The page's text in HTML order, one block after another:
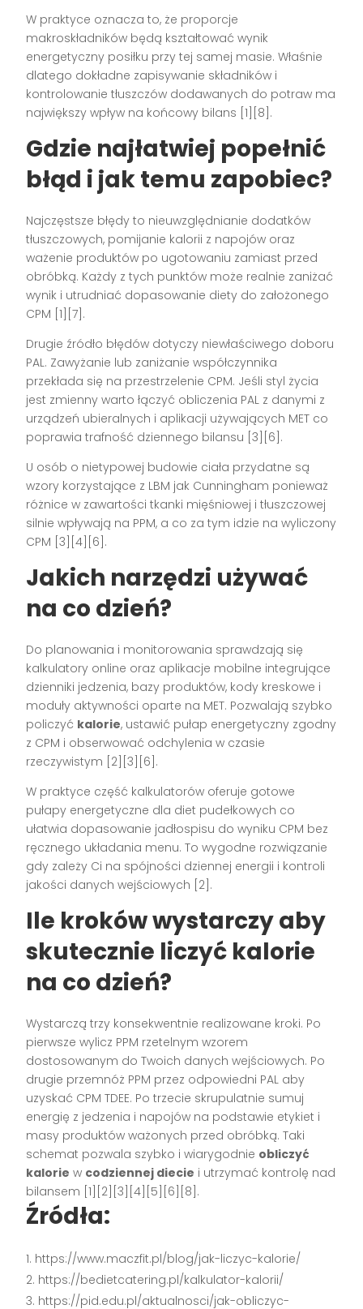
W praktyce oznacza to, że proporcje
makroskładników będą kształtować wynik
energetyczny posiłku przy tej samej masie. Właśnie
dlatego dokładne zapisywanie składników i
kontrolowanie tłuszczów dodawanych do potraw ma
największy wpływ na końcowy bilans [1][8].
Gdzie najłatwiej popełnić
błąd i jak temu zapobiec?
Najczęstsze błędy to nieuwzględnianie dodatków
tłuszczowych, pomijanie kalorii z napojów oraz
ważenie produktów po ugotowaniu zamiast przed
obróbką. Każdy z tych punktów może realnie zaniżać
wynik i utrudniać dopasowanie diety do założonego
CPM [1][7].
Drugie źródło błędów dotyczy niewłaściwego doboru
PAL. Zawyżanie lub zaniżanie współczynnika
przekłada się na przestrzelenie CPM. Jeśli styl życia
jest zmienny warto łączyć obliczenia PAL z danymi z
urządzeń ubieralnych i aplikacji używających MET co
poprawia trafność dziennego bilansu [3][6].
U osób o nietypowej budowie ciała przydatne są
wzory korzystające z LBM jak Cunningham ponieważ
różnice w zawartości tkanki mięśniowej i tłuszczowej
silnie wpływają na PPM, a co za tym idzie na wyliczony
CPM [3][4][6].
Jakich narzędzi używać
na co dzień?
Do planowania i monitorowania sprawdzają się
kalkulatory online oraz aplikacje mobilne integrujące
dzienniki jedzenia, bazy produktów, kody kreskowe i
moduły aktywności oparte na MET. Pozwalają szybko
policzyć kalorie, ustawić pułap energetyczny zgodny
z CPM i obserwować odchylenia w czasie
rzeczywistym [2][3][6].
W praktyce część kalkulatorów oferuje gotowe
pułapy energetyczne dla diet pudełkowych co
ułatwia dopasowanie jadłospisu do wyniku CPM bez
ręcznego układania menu. To wygodne rozwiązanie
gdy zależy Ci na spójności dziennej energii i kontroli
jakości danych wejściowych [2].
Ile kroków wystarczy aby
skutecznie liczyć kalorie
na co dzień?
Wystarczą trzy konsekwentnie realizowane kroki. Po
pierwsze wylicz PPM rzetelnym wzorem
dostosowanym do Twoich danych wejściowych. Po
drugie przemnóż PPM przez odpowiedni PAL aby
uzyskać CPM TDEE. Po trzecie skrupulatnie sumuj
energię z jedzenia i napojów na podstawie etykiet i
masy produktów ważonych przed obróbką. Taki
schemat pozwala szybko i wiarygodnie obliczyć
kalorie w codziennej diecie i utrzymać kontrolę nad
bilansem [1][2][3][4][5][6][8].
Źródła:
https://www.maczfit.pl/blog/jak-liczyc-kalorie/
https://bedietcatering.pl/kalkulator-kalorii/
https://pid.edu.pl/aktualnosci/jak-obliczyc-